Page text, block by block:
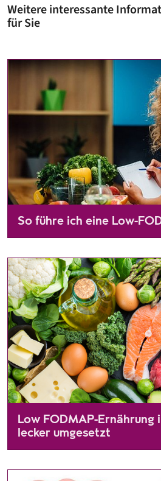
Weitere interessante
für Sie
So führe ich eine Low-
Wer unter einem
Bei der Low-FODMAP‐Diät
Wie diese Ernährungsform
Low FODMAP-Ernährung
lecker umgesetzt
Manche Kohlenhydrate können zu